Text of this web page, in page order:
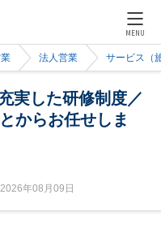
MENU
法人営業 サービス（
実した研修制度／
からお任せしま
年08月09日